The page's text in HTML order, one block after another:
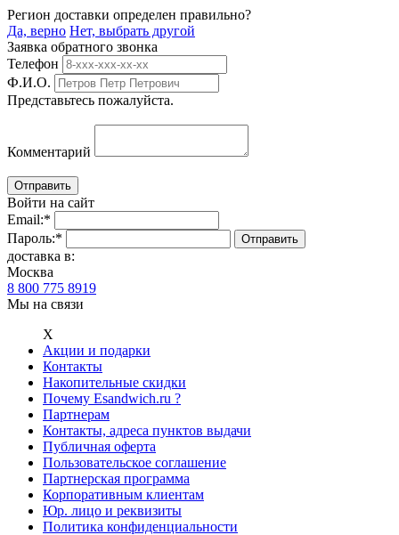
Регион доставки определен правильно?
Да, верно Нет, выбрать другой
Заявка обратного звонка
Телефон
Ф.И.О.
Представьтесь пожалуйста.
Комментарий
Войти на сайт
Email:*
Пароль:*
доставка в:
Москва
8 800 775 8919
Мы на связи
Х
Акции и подарки
Контакты
Накопительные скидки
Почему Esandwich.ru ?
Партнерам
Контакты, адреса пунктов выдачи
Публичная оферта
Пользовательское соглашение
Партнерская программа
Корпоративным клиентам
Юр. лицо и реквизиты
Политика конфиденциальности